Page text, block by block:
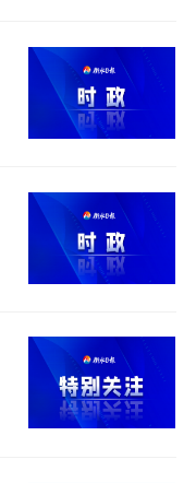
“储备一批、开
批”的新能源项
转型步伐持续